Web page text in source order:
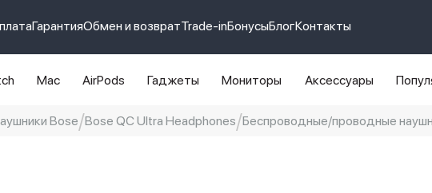
ГарантияОбмен и возвратTrade-inБонусыБлогКонтакты
Mac AirPods Гаджеты Мониторы Аксессуары
Bose Bose QC Ultra Headphones Беспроводные/проводные